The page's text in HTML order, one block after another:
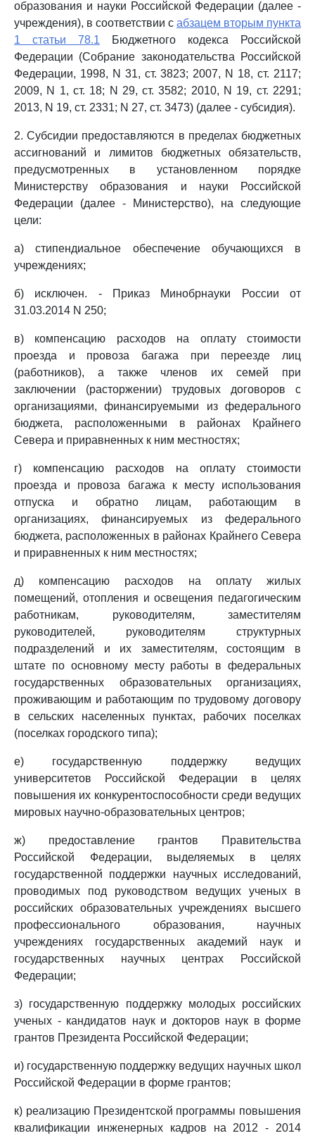
образования и науки Российской Федерации (далее -
учреждения), в соответствии с абзацем вторым пункта
1 статьи 78.1 Бюджетного кодекса Российской
Федерации (Собрание законодательства Российской
Федерации, 1998, N 31, ст. 3823; 2007, N 18, ст. 2117;
2009, N 1, ст. 18; N 29, ст. 3582; 2010, N 19, ст. 2291;
2013, N 19, ст. 2331; N 27, ст. 3473) (далее - субсидия).
2. Субсидии предоставляются в пределах бюджетных
ассигнований и лимитов бюджетных обязательств,
предусмотренных в установленном порядке
Министерству образования и науки Российской
Федерации (далее - Министерство), на следующие
цели:
а) стипендиальное обеспечение обучающихся в
учреждениях;
б) исключен. - Приказ Минобрнауки России от
31.03.2014 N 250;
в) компенсацию расходов на оплату стоимости
проезда и провоза багажа при переезде лиц
(работников), а также членов их семей при
заключении (расторжении) трудовых договоров с
организациями, финансируемыми из федерального
бюджета, расположенными в районах Крайнего
Севера и приравненных к ним местностях;
г) компенсацию расходов на оплату стоимости
проезда и провоза багажа к месту использования
отпуска и обратно лицам, работающим в
организациях, финансируемых из федерального
бюджета, расположенных в районах Крайнего Севера
и приравненных к ним местностях;
д) компенсацию расходов на оплату жилых
помещений, отопления и освещения педагогическим
работникам, руководителям, заместителям
руководителей, руководителям структурных
подразделений и их заместителям, состоящим в
штате по основному месту работы в федеральных
государственных образовательных организациях,
проживающим и работающим по трудовому договору
в сельских населенных пунктах, рабочих поселках
(поселках городского типа);
е) государственную поддержку ведущих
университетов Российской Федерации в целях
повышения их конкурентоспособности среди ведущих
мировых научно-образовательных центров;
ж) предоставление грантов Правительства
Российской Федерации, выделяемых в целях
государственной поддержки научных исследований,
проводимых под руководством ведущих ученых в
российских образовательных учреждениях высшего
профессионального образования, научных
учреждениях государственных академий наук и
государственных научных центрах Российской
Федерации;
з) государственную поддержку молодых российских
ученых - кандидатов наук и докторов наук в форме
грантов Президента Российской Федерации;
и) государственную поддержку ведущих научных школ
Российской Федерации в форме грантов;
к) реализацию Президентской программы повышения
квалификации инженерных кадров на 2012 - 2014